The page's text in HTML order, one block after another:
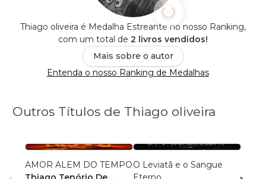
Thiago oliveira é Medalha Estreante no nosso Ranking,
com um total de 2 livros vendidos!
Mais sobre o autor
Entenda o nosso Ranking de Medalhas
Outros Títulos de Thiago oliveira
AMOR ALEM DO TEMPOO Leviatã e o Sangue